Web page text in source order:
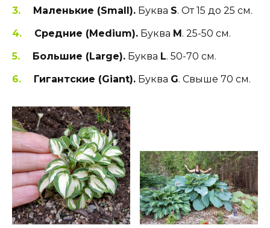
Маленькие (Small).Буква S. От 15 до 25 см.
Средние (Medium).Буква М. 25-50 см.
Большие (Large).Буква L. 50-70 см.
Гигантские (Giant).Буква G. Свыше 70 см.